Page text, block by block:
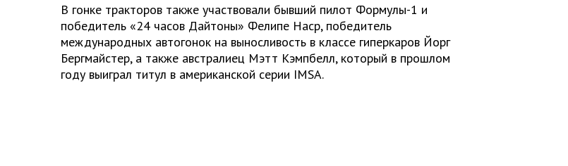
В гонке тракторов также участвовали бывший пилот Формулы-1 и
победитель «24 часов Дайтоны» Фелипе Наср, победитель
международных автогонок на выносливость в классе гиперкаров Йорг
Бергмайстер, а также австралиец Мэтт Кэмпбелл, который в прошлом
году выиграл титул в американской серии IMSA.